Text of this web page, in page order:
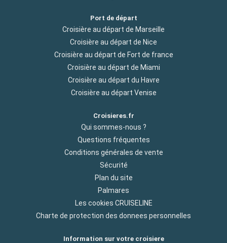
Port de départ
Croisière au départ de Marseille
Croisière au départ de Nice
Croisière au départ de Fort de france
Croisière au départ de Miami
Croisière au départ du Havre
Croisière au départ Venise
Croisieres.fr
Qui sommes-nous ?
Questions fréquentes
Conditions générales de vente
Sécurité
Plan du site
Palmares
Les cookies CRUISELINE
Charte de protection des donnees personnelles
Information sur votre croisiere